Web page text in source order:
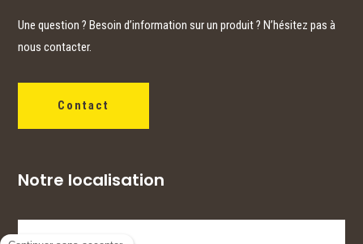
Une question ? Besoin d’information sur un produit ? N’hésitez pas à
nous contacter.
Contact
Notre localisation